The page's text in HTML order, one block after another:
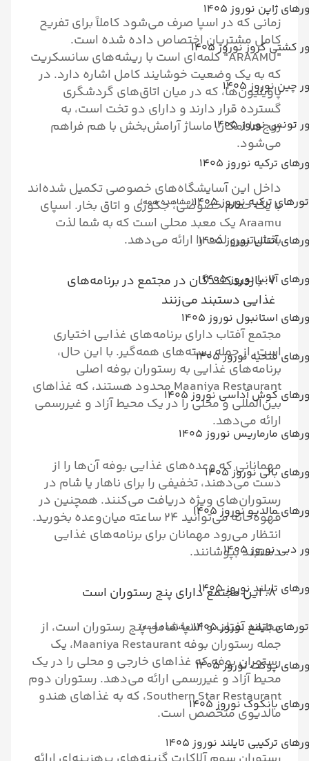
ژاپن نوروز 1405
کشتی کروز نوروز 1405
چین نوروز 1405
تونس نوروز 1405
ترکیه نوروز 1405
تورهای ترکیه نوروز 1405 (مشاهده همه)
آنتالیا نوروز 1405
آلانیا نوروز 1405
استانبول نوروز 1405
فتحیه نوروز 1405
کوش آداسی نوروز 1405
مارماریس نوروز 1405
بالی نوروز 1405
مالدیو نوروز 1405
دبی نوروز 1405
تایلند نوروز 1405
تورهای تایلند نوروز 1405 (مشاهده همه)
پوکت نوروز 1405
بانکوک نوروز 1405
ترکیبی تایلند نوروز 1405
زمانی که در اسپا صرف می‌شود کاملاً برای تفریح
کامل مشتریان اختصاص داده شده است.
"ARAAMU" کلمه‌ای است با ریشه‌های سانسکریت
که به یک وضعیت خوشایند کامل اشاره دارد. در
پاویلیون‌ها، که در میان اتاق‌های گردشگری
گسترده قرار دارند و دارای دو تخت است، به
زوج‌ها امکان ماساژ آرامش‌بخش با هم فراهم
می‌شود.
داخل این آسایشگاه‌های خصوصی تکمیل شده‌اند
با یک حمام خصوصی، جکوزی و اتاق بخار. اسپای
Araamu یک معبد محلی است که به شما لذت
بخش‌ترین لذت را ارائه می‌دهد.
۷. بازدیدکنندگان در مجتمع در برنامه‌های
غذایی دستبند می‌زنند
مجتمع آفتاب دارای برنامه‌های غذایی اختیاری
است، از جمله بسته‌های همه‌گیر. با این حال،
برنامه‌های غذایی به رستوران بوفه اصلی
Maaniya Restaurant محدود هستند، که غذاهای
بین‌المللی و محلی را در یک محیط آزاد و غیررسمی
ارائه می‌دهد.
مهمانانی که وعده‌های غذایی بوفه آن‌ها را از
دست می‌دهند، تخفیفی را برای ناهار یا شام در
رستوران‌های ویژه دریافت می‌کنند. همچنین در
قهوه‌خانه می‌توانید ۲۴ ساعته میان‌وعده بخورید.
انتظار می‌رود مهمانان برای برنامه‌های غذایی
دستبند بپوشانند.
۸. این مجتمع دارای پنج رستوران است
مجتمع آفتاب و اسپا شامل پنج رستوران است، از
جمله رستوران بوفه Maaniya Restaurant، یک
رستوران بوفه که غذاهای خارجی و محلی را در یک
محیط آزاد و غیررسمی ارائه می‌دهد. رستوران دوم
Southern Star Restaurant، که به غذاهای هندو
مالدیوی متخصص است.